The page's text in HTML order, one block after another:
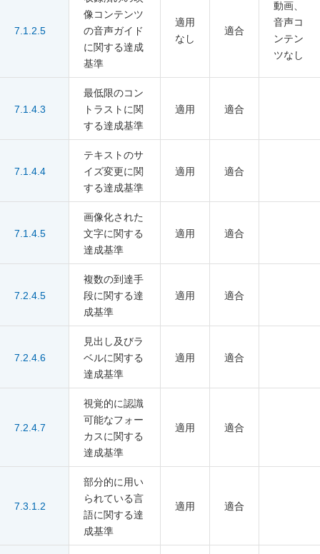
7.1.2.5
像コンテンツ
の音声ガイド
に関する達成
基準
適用
なし
適合
動画、
音声コ
ンテン
ツなし
7.1.4.3
最低限のコン
トラストに関
する達成基準
適用 適合
7.1.4.4
テキストのサ
イズ変更に関
する達成基準
適用 適合
7.1.4.5
画像化された
文字に関する
達成基準
適用 適合
7.2.4.5
複数の到達手
段に関する達
成基準
適用 適合
7.2.4.6
見出し及びラ
ベルに関する
達成基準
適用 適合
7.2.4.7
視覚的に認識
可能なフォー
カスに関する
達成基準
適用 適合
7.3.1.2
部分的に用い
られている言
語に関する達
成基準
適用 適合